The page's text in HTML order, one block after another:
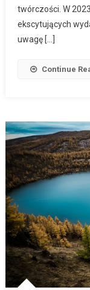
twórczości. W
ekscytujących
uwagę […]
Continue